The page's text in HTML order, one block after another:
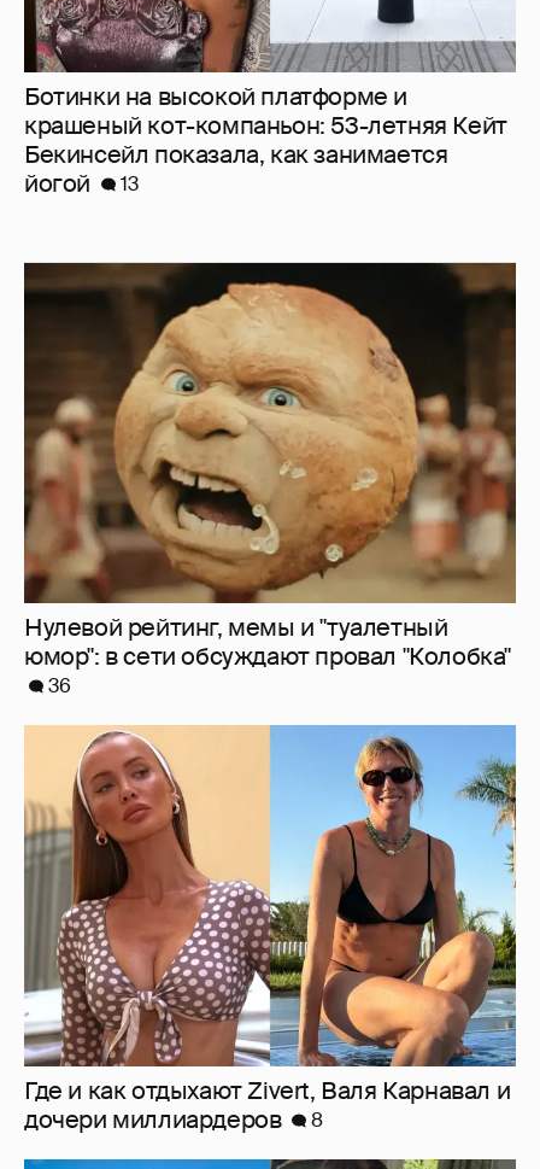
Нулевой рейтинг, мемы и "туалетный
юмор": в сети обсуждают провал "Колобка"
Где и как отдыхают Zivert, Валя Карнавал и
дочери миллиардеров